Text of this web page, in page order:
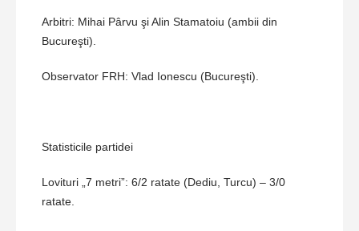
Arbitri: Mihai Pârvu şi Alin Stamatoiu (ambii din
Bucureşti).
Observator FRH: Vlad Ionescu (Bucureşti).
Statisticile partidei
Lovituri „7 metri”: 6/2 ratate (Dediu, Turcu) – 3/0
ratate.